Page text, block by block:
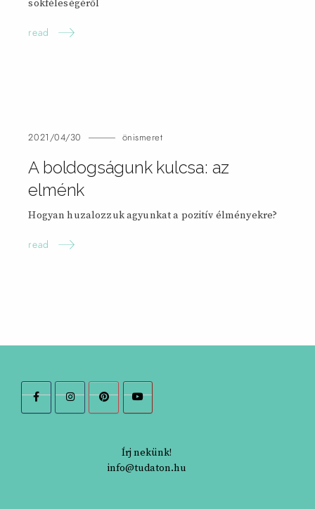
sokféleségéről
read
2021/04/30 önismeret
A boldogságunk kulcsa: az
elménk
Hogyan huzalozzuk agyunkat a pozitív élményekre?
read
Írj nekünk!
info@tudaton.hu